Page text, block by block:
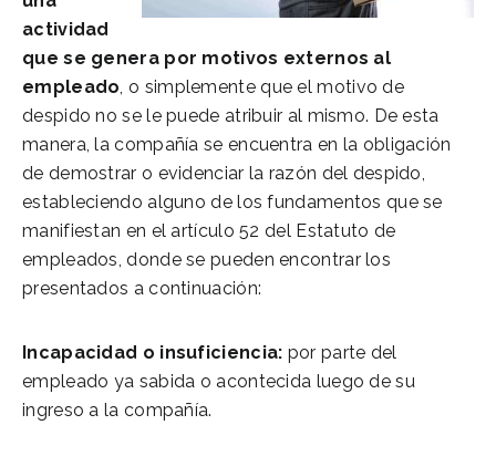
actividad
que se genera por motivos externos al
empleado, o simplemente que el motivo de
despido no se le puede atribuir al mismo. De esta
manera, la compañía se encuentra en la obligación
de demostrar o evidenciar la razón del despido,
estableciendo alguno de los fundamentos que se
manifiestan en el artículo 52 del Estatuto de
empleados, donde se pueden encontrar los
presentados a continuación:
Incapacidad o insuficiencia: por parte del
empleado ya sabida o acontecida luego de su
ingreso a la compañía.